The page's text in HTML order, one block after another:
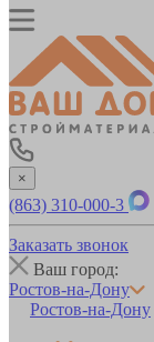
×
(863) 310-000-3
Заказать звонок
Ваш город:
Ростов-на-Дону
Ростов-на-Дону